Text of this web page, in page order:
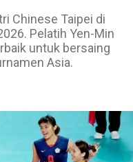
Chinese Taipei di
Pelatih Yen-Min
untuk bersaing
Asia.